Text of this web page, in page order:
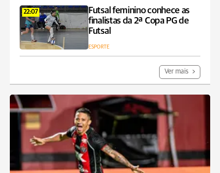
22:07
Futsal feminino conhece as
finalistas da 2ª Copa PG de
Futsal
ESPORTE
Ver mais